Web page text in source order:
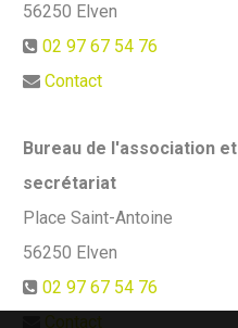
56250 Elven
02 97 67 54 76
Contact
Bureau de l'association et
secrétariat
Place Saint-Antoine
56250 Elven
02 97 67 54 76
Contact